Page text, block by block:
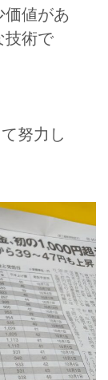
価値があ
技術で
努力し